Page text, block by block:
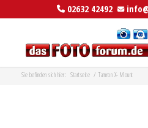
02632 42492
Sie befinden sich hier: Startseite / Tamron X- Mount